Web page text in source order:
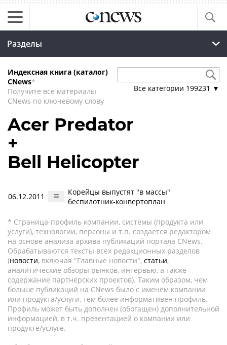
Разделы
Индексная книга (каталог)
CNews*
Получите все материалы
CNews по ключевому слову
Все категории 199231 ▼
Acer Predator
+
Bell Helicopter
06.12.2011
Корейцы выпустят "в массы"
беспилотник-конвертоплан
* Страница-профиль компании, системы (продукта или
услуги), технологии, персоны и т.п. создается редактором
на основе анализа архива публикаций портала CNews.
Обрабатываются тексты всех редакционных разделов
(новости, включая "Главные новости", статьи,
аналитические обзоры рынков, интервью, а также
содержание партнёрских проектов). Таким образом, чем
больше публикаций на CNews было с именем компании
или продукта/услуги, тем более информативен профиль.
Профиль может быть дополнен (обогащен) дополнительной
информацией, в т.ч. презентацией о компании или
продукте/услуге.